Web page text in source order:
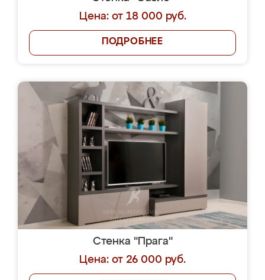
Цена: от 18 000 руб.
ПОДРОБНЕЕ
Стенка "Прага"
Цена: от 26 000 руб.